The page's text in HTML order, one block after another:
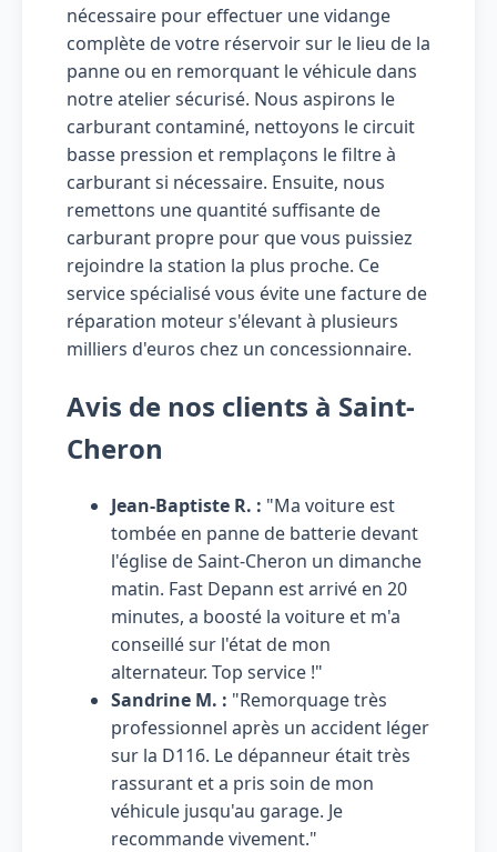
nécessaire pour effectuer une vidange
complète de votre réservoir sur le lieu de la
panne ou en remorquant le véhicule dans
notre atelier sécurisé. Nous aspirons le
carburant contaminé, nettoyons le circuit
basse pression et remplaçons le filtre à
carburant si nécessaire. Ensuite, nous
remettons une quantité suffisante de
carburant propre pour que vous puissiez
rejoindre la station la plus proche. Ce
service spécialisé vous évite une facture de
réparation moteur s'élevant à plusieurs
milliers d'euros chez un concessionnaire.
Avis de nos clients à Saint-
Cheron
Jean-Baptiste R. : "Ma voiture est
tombée en panne de batterie devant
l'église de Saint-Cheron un dimanche
matin. Fast Depann est arrivé en 20
minutes, a boosté la voiture et m'a
conseillé sur l'état de mon
alternateur. Top service !"
Sandrine M. : "Remorquage très
professionnel après un accident léger
sur la D116. Le dépanneur était très
rassurant et a pris soin de mon
véhicule jusqu'au garage. Je
recommande vivement."